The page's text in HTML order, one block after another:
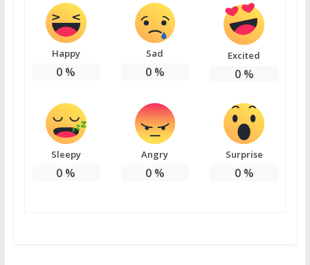
Happy
0 %
Sad
0%
Excited
0%
Sleepy
0 %
Angry
0%
Surprise
0%